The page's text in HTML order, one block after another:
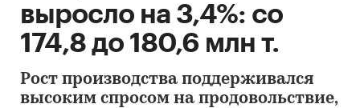
выросло на 3,4%: со
174,8 до 180,6 млн т.
Рост производства поддерживался
высоким спросом на продовольствие,